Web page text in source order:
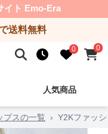
イト Emo-Era
送料無料
0 0
人気商品
プスの一覧 › Y2Kファッ